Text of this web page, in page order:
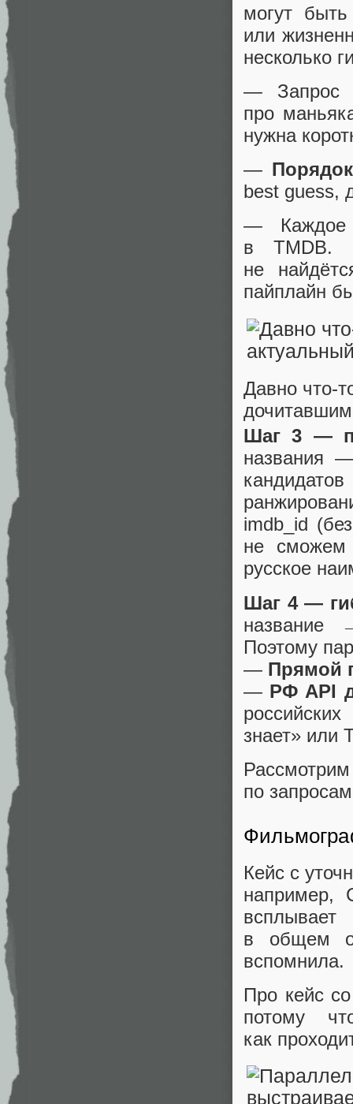
могут
или
несколько
—
про
нужна
—
best guess,
— Каждое
в TMDB.
не
пайплайн
Давно
Шаг 3 —
названия
imdb_id
не сможем
русское
Шаг 4 —
название
Поэтому
— Прямой
— РФ API
знает» или
по
Кейс с
например,
в общем
вспомнила.
Про кейс
потому
как